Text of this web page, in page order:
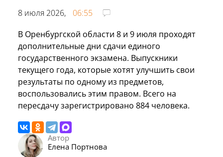
8 июля 2026,
06:55
В Оренбургской области 8 и 9 июля проходят
дополнительные дни сдачи единого
государственного экзамена. Выпускники
текущего года, которые хотят улучшить свои
результаты по одному из предметов,
воспользовались этим правом. Всего на
пересдачу зарегистрировано 884 человека.
Автор
Елена Портнова